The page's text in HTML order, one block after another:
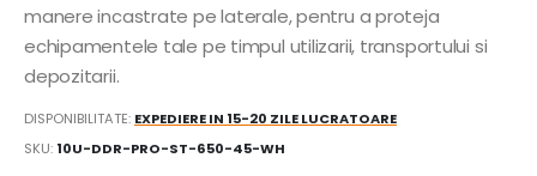
manere incastrate pe laterale, pentru a proteja
echipamentele tale pe timpul utilizarii, transportului si
depozitarii.
DISPONIBILITATE: EXPEDIERE IN 15-20 ZILE LUCRATOARE
SKU 10U-DDR-PRO-ST-650-45-WH